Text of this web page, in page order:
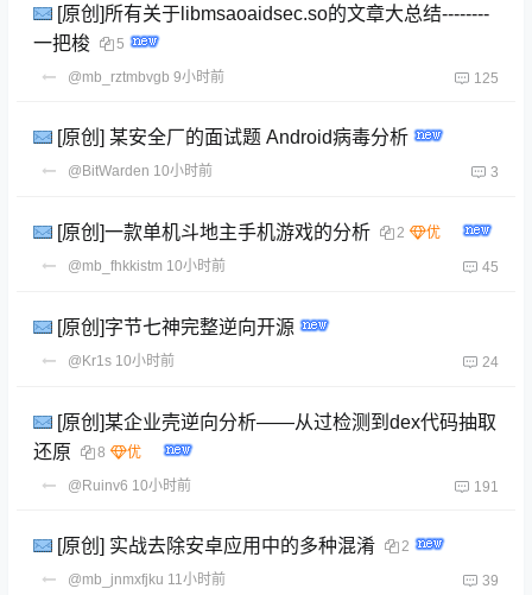
[原创]所有关于libmsaoaidsec.so的文章大总结--------
一把梭
5
@mb_rztmbvgb 9小时前 125
[原创] 某安全厂的面试题 Android病毒分析
@BitWarden 10小时前 3
[原创]一款单机斗地主手机游戏的分析
2
@mb_fhkkistm 10小时前 45
[原创]字节七神完整逆向开源
@Kr1s 10小时前 24
[原创]某企业壳逆向分析——从过检测到dex代码抽取
还原
8
@Ruinv6 10小时前 191
[原创] 实战去除安卓应用中的多种混淆
2
@mb_jnmxfjku 11小时前 39